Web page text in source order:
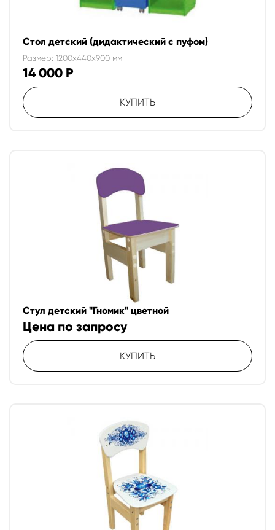
Стол детский (дидактический с пуфом)
Размер: 1200x440x900 мм
14 000 Р
КУПИТЬ
Стул детский "Гномик" цветной
Цена по запросу
КУПИТЬ